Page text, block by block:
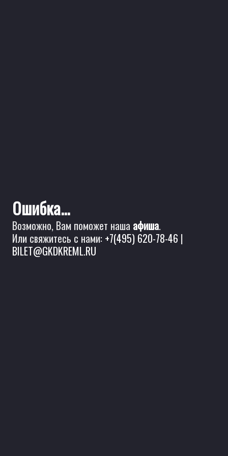
Ошибка...
Возможно, Вам поможет наша афиша.
Или свяжитесь с нами: +7(495) 620-78-46 |
BILET@GKDKREML.RU